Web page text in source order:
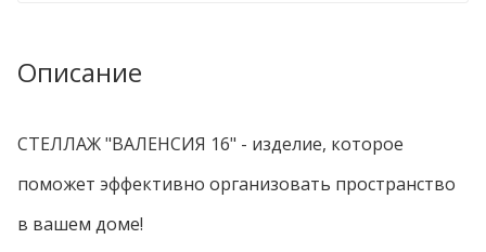
Описание
СТЕЛЛАЖ "ВАЛЕНСИЯ 16" - изделие, которое
поможет эффективно организовать пространство
в вашем доме!